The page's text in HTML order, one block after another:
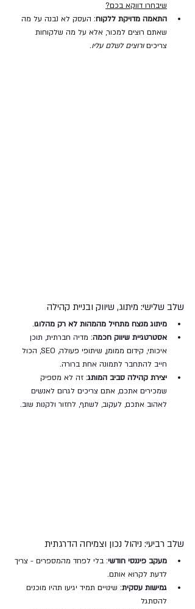
שיבחרו דווקא בכם?
התאמה מדויקת ללקוח: העסק לא נבנה על מה
שאתם רוצים למכור, אלא על מה שלקוחות
צריכים ורוצים לשלם עליו.
שלב שלישי: מיתוג, שיווק ובניית קהילה
מיתוג מנצח מתחיל מהמהות לא רק מהלוגו.
אסטרטגיית שיווק חכמה: מדיה חברתית, תוכן
איכותי, קידום ממומן, שיתופי פעולה, SEO, הכול
חייב להתחבר לתמונה אחת ברורה.
יצירת קהילה סביב המותג: זה לא מספיק
שמכירים אתכם, אתם צריכים לגרום לאנשים
לאהוב אתכם, לעקוב, לשתף, לחזור ולקנות שוב.
שלב רביעי: ניהול נכון וצמיחה הדרגתית
מעקב פיננסי חודשי: בלי לפחד מהמספרים - צריך
לדעת לקרוא אותם.
גמישות עסקית: שינויים תמיד יגיעו תהיו מוכנים
להסתגל